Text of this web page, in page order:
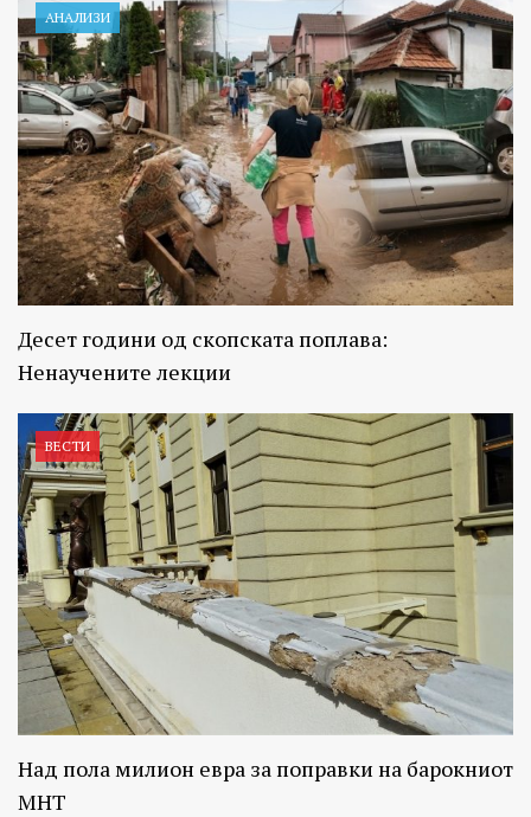
АНАЛИЗИ
Десет години од скопската поплава:
Ненаучените лекции
ВЕСТИ
Над пола милион евра за поправки на барокниот
МНТ